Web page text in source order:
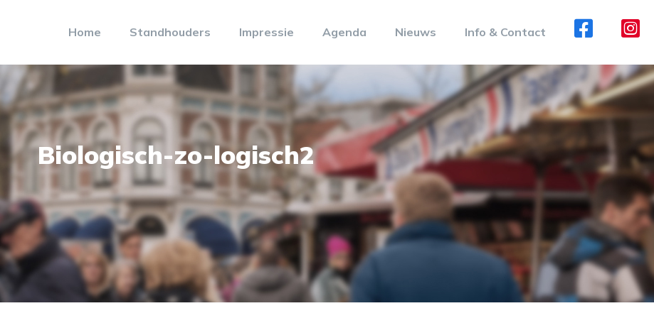
Home Standhouders Impressie Agenda Nieuws Info & Contact
Biologisch-zo-logisch2